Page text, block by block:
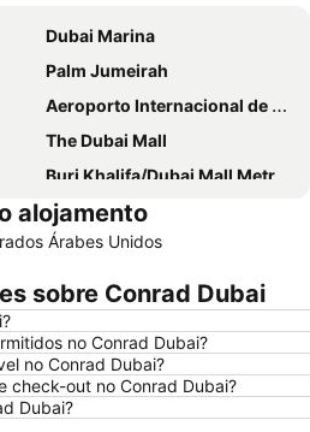
Dubai Marina
Palm Jumeirah
Aeroporto Internacional de Dubai
The Dubai Mall
Burj Khalifa/Dubai Mall Metro Station
Al Barsha Dubai
Dubai Festival City
Sheikh Zayed Road
Jumeirah Beach Residence
Burj KhalifaDubai Mall Metro Station
Al Rigga
Dubai Creek
alojamento
Árabes Unidos
sobre Conrad Dubai
no Conrad Dubai?
no Conrad Dubai?
check-out no Conrad Dubai?
Dubai?